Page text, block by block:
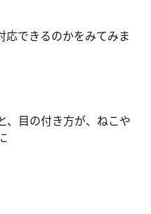
応できるのかをみてみま
、目の付き方が、ねこや